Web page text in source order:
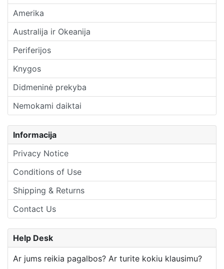
Amerika
Australija ir Okeanija
Periferijos
Knygos
Didmeninė prekyba
Nemokami daiktai
Informacija
Privacy Notice
Conditions of Use
Shipping & Returns
Contact Us
Help Desk
Ar jums reikia pagalbos? Ar turite kokiu klausimu?